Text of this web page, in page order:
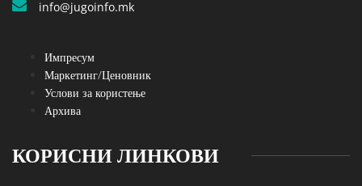
info@jugoinfo.mk
Импресум
Маркетинг/Ценовник
Услови за користење
Архива
КОРИСНИ ЛИНКОВИ